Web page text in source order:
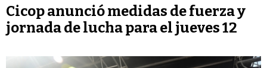
Cicop anunció medidas de fuerza y
jornada de lucha para el jueves 12